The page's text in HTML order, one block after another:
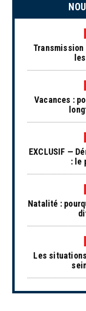
Transmission
Vacances :
EXCLUSIF —
: le
Natalité :
Les